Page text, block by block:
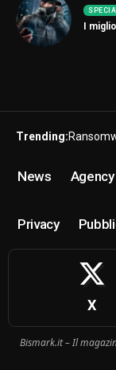
I
Trending:
News
Privacy
X
Bismark.it – Il